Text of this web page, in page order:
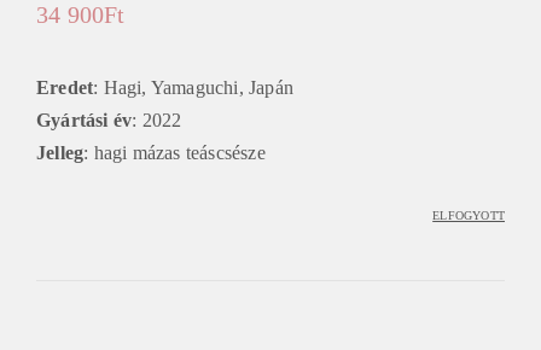
i
e
t
e
34 900Ft
Eredet: Hagi, Yamaguchi, Japán
Gyártási év: 2022
Jelleg: hagi mázas teáscsésze
ELFOGYOTT